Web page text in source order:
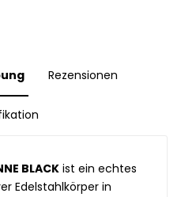
Rezensionen
BLACK ist ein echtes
Edelstahlkörper in